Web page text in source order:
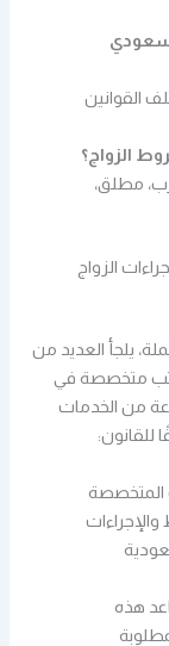
القوانين
الزواج؟
مطلق،
الزواج
يلجأ العديد من
متخصصة في
من الخدمات
للقانون:
المتخصصة
هذه